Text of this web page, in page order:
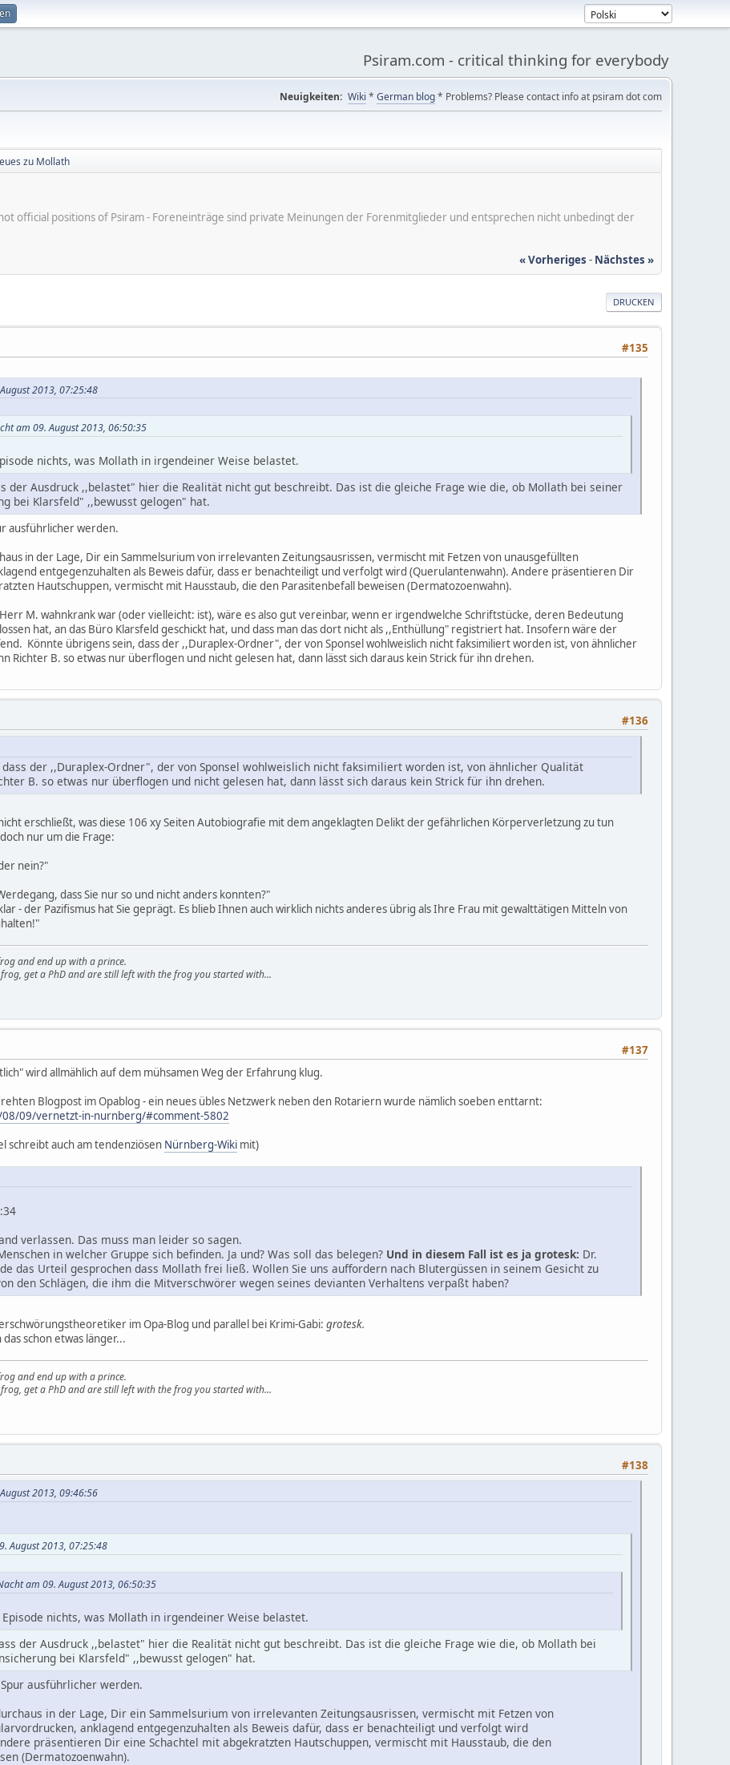
Psiram.com - critical thinking for everybody
Neuigkeiten: Wiki * German blog* Problems? Please contact info at psiram dot com
zu Mollath
official positions of Psiram - Foreneinträge sind private Meinungen der Forenmitglieder und entsprechen nicht unbedingt der
« Vorheriges - Nächstes »
DRUCKEN
#135
2013, 07:25:48
am 09. August 2013, 06:50:35
nichts, was Mollath in irgendeiner Weise belastet.
der Ausdruck ,,belastet" hier die Realität nicht gut beschreibt. Das ist die gleiche Frage wie die, ob Mollath bei seiner
bei Klarsfeld" ,,bewusst gelogen" hat.
ausführlicher werden.
in der Lage, Dir ein Sammelsurium von irrelevanten Zeitungsausrissen, vermischt mit Fetzen von unausgefüllten
entgegenzuhalten als Beweis dafür, dass er benachteiligt und verfolgt wird (Querulantenwahn). Andere präsentieren Dir
Hautschuppen, vermischt mit Hausstaub, die den Parasitenbefall beweisen (Dermatozoenwahn).
M. wahnkrank war (oder vielleicht: ist), wäre es also gut vereinbar, wenn er irgendwelche Schriftstücke, deren Bedeutung
hat, an das Büro Klarsfeld geschickt hat, und dass man das dort nicht als ,,Enthüllung" registriert hat. Insofern wäre der
Könnte übrigens sein, dass der ,,Duraplex-Ordner", der von Sponsel wohlweislich nicht faksimiliert worden ist, von ähnlicher
Richter B. so etwas nur überflogen und nicht gelesen hat, dann lässt sich daraus kein Strick für ihn drehen.
#136
dass der ,,Duraplex-Ordner", der von Sponsel wohlweislich nicht faksimiliert worden ist, von ähnlicher Qualität
B. so etwas nur überflogen und nicht gelesen hat, dann lässt sich daraus kein Strick für ihn drehen.
erschließt, was diese 106 xy Seiten Autobiografie mit dem angeklagten Delikt der gefährlichen Körperverletzung zu tun
nur um die Frage:
nein?"
dass Sie nur so und nicht anders konnten?"
- der Pazifismus hat Sie geprägt. Es blieb Ihnen auch wirklich nichts anderes übrig als Ihre Frau mit gewalttätigen Mitteln von
and end up with a prince.
get a PhD and are still left with the frog you started with...
#137
wird allmählich auf dem mühsamen Weg der Erfahrung klug.
Blogpost im Opablog - ein neues übles Netzwerk neben den Rotariern wurde nämlich soeben enttarnt:
09/vernetzt-in-nurnberg/#comment-5802
schreibt auch am tendenziösen Nürnberg-Wiki mit)
verlassen. Das muss man leider so sagen.
in welcher Gruppe sich befinden. Ja und? Was soll das belegen? Und in diesem Fall ist es ja grotesk: Dr.
das Urteil gesprochen dass Mollath frei ließ. Wollen Sie uns auffordern nach Blutergüssen in seinem Gesicht zu
den Schlägen, die ihm die Mitverschwörer wegen seines devianten Verhaltens verpaßt haben?
im Opa-Blog und parallel bei Krimi-Gabi: grotesk.
schon etwas länger...
and end up with a prince.
get a PhD and are still left with the frog you started with...
#138
2013, 09:46:56
August 2013, 07:25:48
am 09. August 2013, 06:50:35
nichts, was Mollath in irgendeiner Weise belastet.
der Ausdruck ,,belastet" hier die Realität nicht gut beschreibt. Das ist die gleiche Frage wie die, ob Mollath bei
bei Klarsfeld" ,,bewusst gelogen" hat.
ausführlicher werden.
in der Lage, Dir ein Sammelsurium von irrelevanten Zeitungsausrissen, vermischt mit Fetzen von
anklagend entgegenzuhalten als Beweis dafür, dass er benachteiligt und verfolgt wird
präsentieren Dir eine Schachtel mit abgekratzten Hautschuppen, vermischt mit Hausstaub, die den
(Dermatozoenwahn).